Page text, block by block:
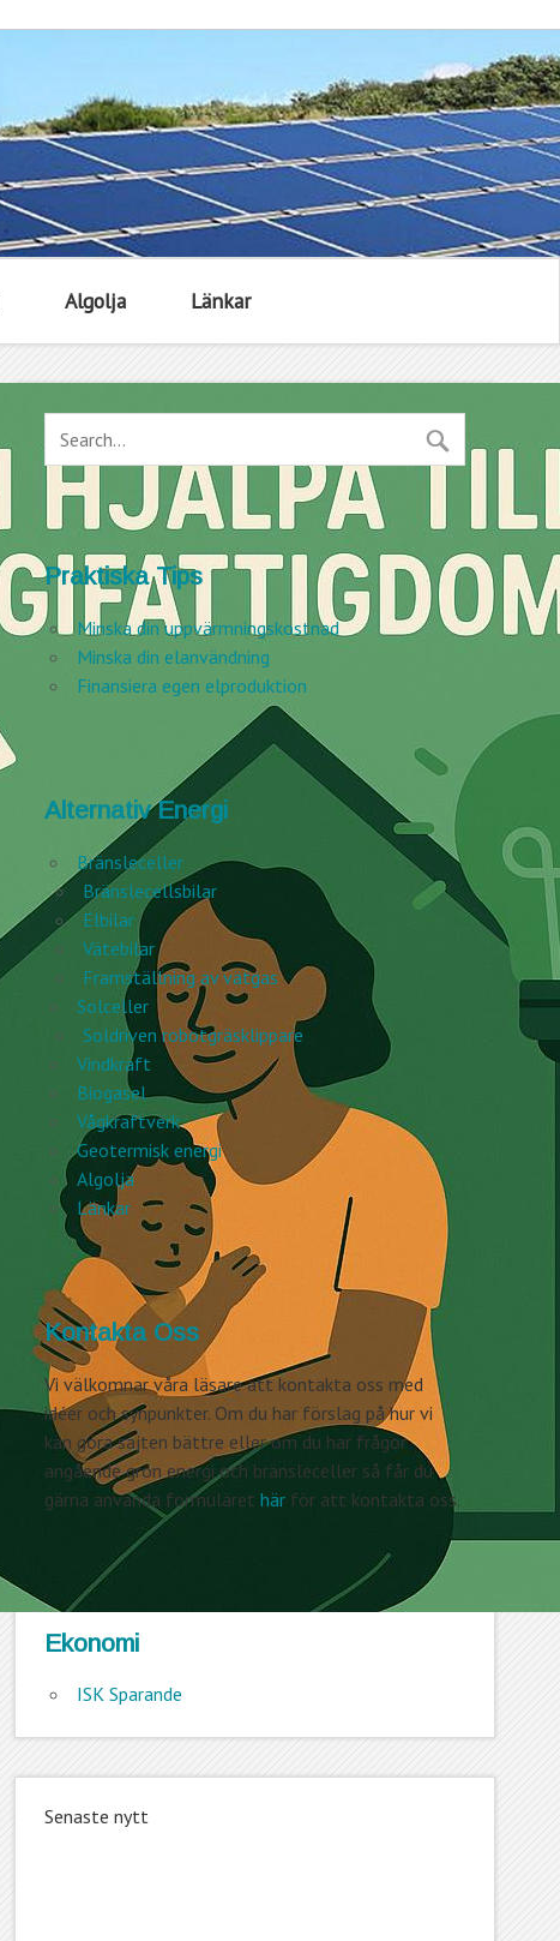
Algolja Länkar
Praktiska Tips
Minska din uppvärmningskostnad
Minska din elanvändning
Finansiera egen elproduktion
Alternativ Energi
Bränsleceller
Bränslecellsbilar
Elbilar
Vätebilar
Framställning av vätgas
Solceller
Soldriven robotgräsklippare
Vindkraft
Biogasel
Vågkraftverk
Geotermisk energi
Algolja
Länkar
Kontakta Oss
Vi välkomnar våra läsare att kontakta oss med
idéer och synpunkter. Om du har förslag på hur vi
kan göra sajten bättre eller om du har frågor
angående grön energi och bränsleceller så får du
gärna använda formulärethär för att kontakta oss.
Ekonomi
ISK Sparande
Senaste nytt